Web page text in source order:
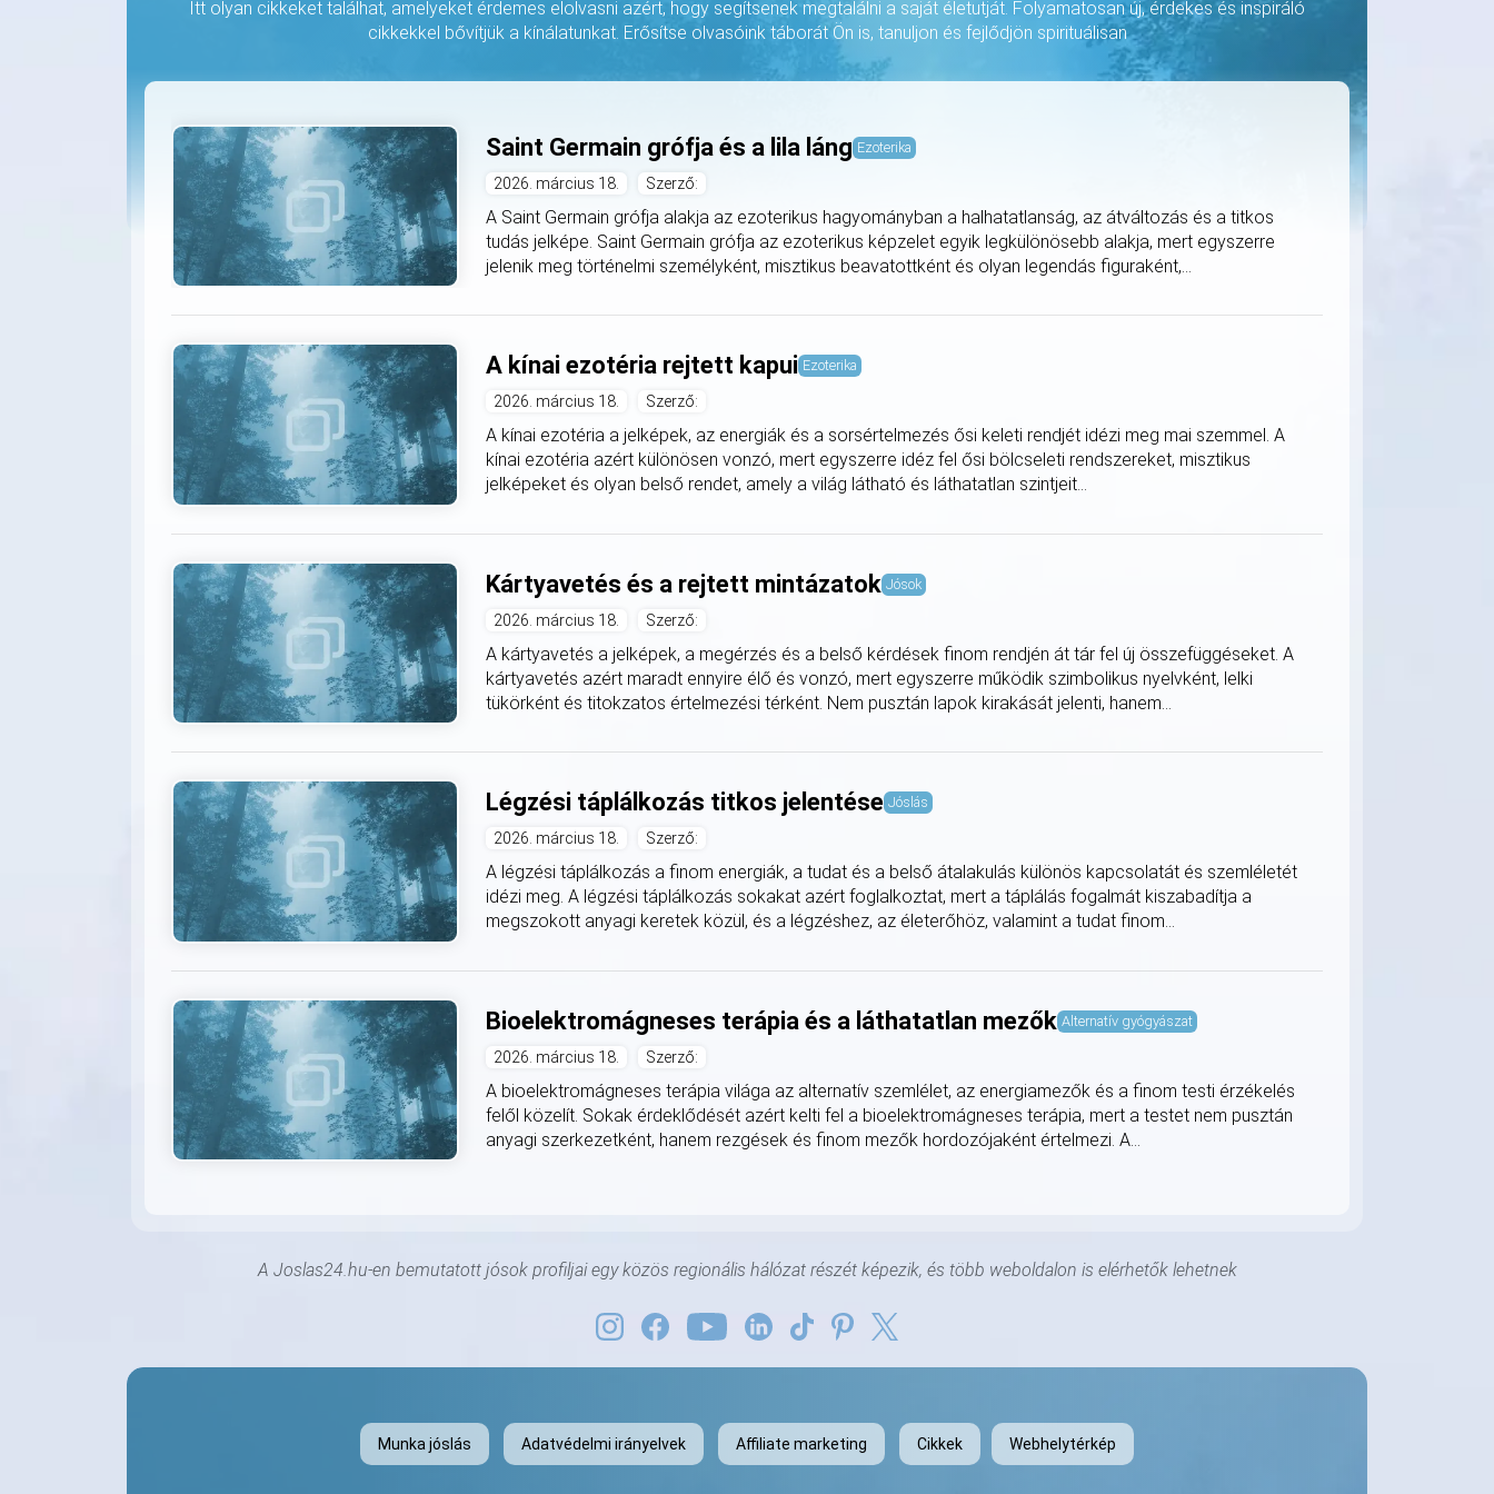
Itt olyan cikkeket találhat, amelyeket érdemes elolvasni azért, hogy segítsenek megtalálni a saját életutját. Folyamatosan új, érdekes és inspiráló
cikkekkel bővítjük a kínálatunkat. Erősítse olvasóink táborát Ön is, tanuljon és fejlődjön spirituálisan
Saint Germain grófja és a lila láng Ezoterika
2026. március 18. Szerző:
A Saint Germain grófja alakja az ezoterikus hagyományban a halhatatlanság, az átváltozás és a titkos
tudás jelképe. Saint Germain grófja az ezoterikus képzelet egyik legkülönösebb alakja, mert egyszerre
jelenik meg történelmi személyként, misztikus beavatottként és olyan legendás figuraként,...
A kínai ezotéria rejtett kapui Ezoterika
2026. március 18. Szerző:
A kínai ezotéria a jelképek, az energiák és a sorsértelmezés ősi keleti rendjét idézi meg mai szemmel. A
kínai ezotéria azért különösen vonzó, mert egyszerre idéz fel ősi bölcseleti rendszereket, misztikus
jelképeket és olyan belső rendet, amely a világ látható és láthatatlan szintjeit...
Kártyavetés és a rejtett mintázatok Jósok
2026. március 18. Szerző:
A kártyavetés a jelképek, a megérzés és a belső kérdések finom rendjén át tár fel új összefüggéseket. A
kártyavetés azért maradt ennyire élő és vonzó, mert egyszerre működik szimbolikus nyelvként, lelki
tükörként és titokzatos értelmezési térként. Nem pusztán lapok kirakását jelenti, hanem...
Légzési táplálkozás titkos jelentése Jóslás
2026. március 18. Szerző:
A légzési táplálkozás a finom energiák, a tudat és a belső átalakulás különös kapcsolatát és szemléletét
idézi meg. A légzési táplálkozás sokakat azért foglalkoztat, mert a táplálás fogalmát kiszabadítja a
megszokott anyagi keretek közül, és a légzéshez, az életerőhöz, valamint a tudat finom...
Bioelektromágneses terápia és a láthatatlan mezők Alternatív gyógyászat
2026. március 18. Szerző:
A bioelektromágneses terápia világa az alternatív szemlélet, az energiamezők és a finom testi érzékelés
felől közelít. Sokak érdeklődését azért kelti fel a bioelektromágneses terápia, mert a testet nem pusztán
anyagi szerkezetként, hanem rezgések és finom mezők hordozójaként értelmezi. A...
A Joslas24.hu-en bemutatott jósok profiljai egy közös regionális hálózat részét képezik, és több weboldalon is elérhetők lehetnek
Munka jóslás Adatvédelmi irányelvek Affiliate marketing Cikkek Webhelytérkép